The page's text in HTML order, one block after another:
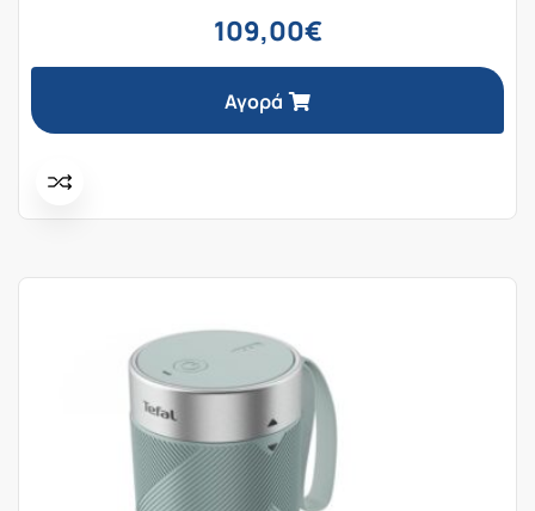
109,00€
Αγορά